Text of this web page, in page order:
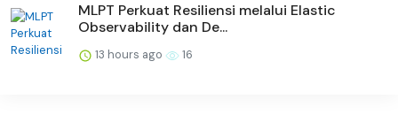
MLPT Perkuat Resiliensi melalui Elastic
Observability dan De...
13 hours ago 16